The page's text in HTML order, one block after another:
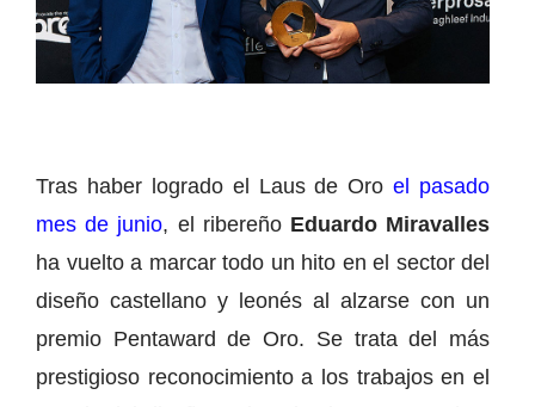
Tras haber logrado el Laus de Oro el pasado
mes de junio, el ribereño Eduardo Miravalles
ha vuelto a marcar todo un hito en el sector del
diseño castellano y leonés al alzarse con un
premio Pentaward de Oro. Se trata del más
prestigioso reconocimiento a los trabajos en el